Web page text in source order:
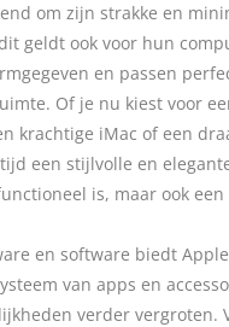
om zijn strakke en
geldt ook voor hun
en passen
Of je nu kiest voor
krachtige iMac of een
een stijlvolle en
is, maar ook
en software biedt
van apps en
verder vergroten.